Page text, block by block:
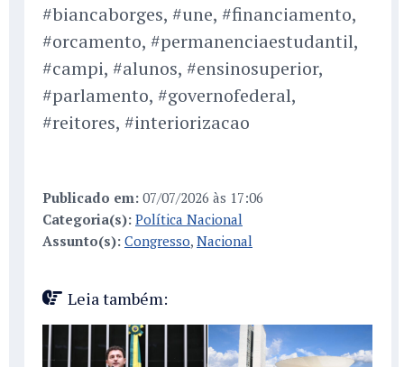
#biancaborges, #une, #financiamento,
#orcamento, #permanenciaestudantil,
#campi, #alunos, #ensinosuperior,
#parlamento, #governofederal,
#reitores, #interiorizacao
Publicado em: 07/07/2026 às 17:06
Categoria(s): Política Nacional
Assunto(s): Congresso, Nacional
Leia também: